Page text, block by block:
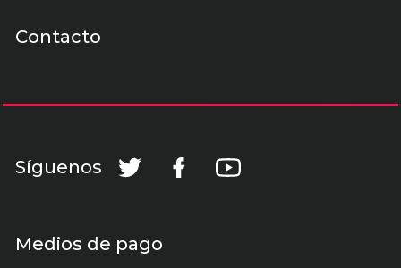
Contacto
Síguenos
Medios de pago